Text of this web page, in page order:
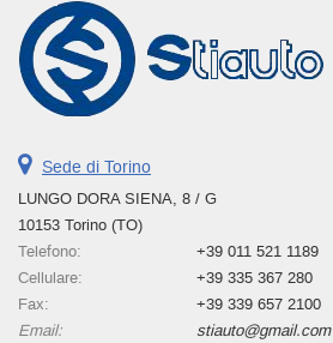
Sede di Torino
LUNGO DORA SIENA, 8 / G
10153 Torino (TO)
Telefono:
+39 011 521 1189
Cellulare:
+39 335 367 280
Fax:
+39 339 657 2100
Email:
stiauto@gmail.com